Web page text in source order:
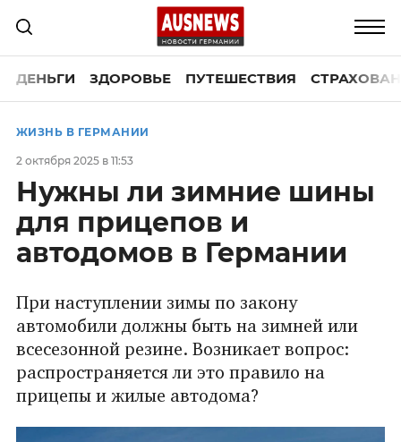
ДЕНЬГИ ЗДОРОВЬЕ ПУТЕШЕСТВИЯ
ЖИЗНЬ В ГЕРМАНИИ
2 октября 2025 в 11:53
Нужны ли зимние шины
для прицепов и
автодомов в Германии
При наступлении зимы по закону
автомобили должны быть на зимней или
всесезонной резине. Возникает вопрос:
распространяется ли это правило на
прицепы и жилые автодома?